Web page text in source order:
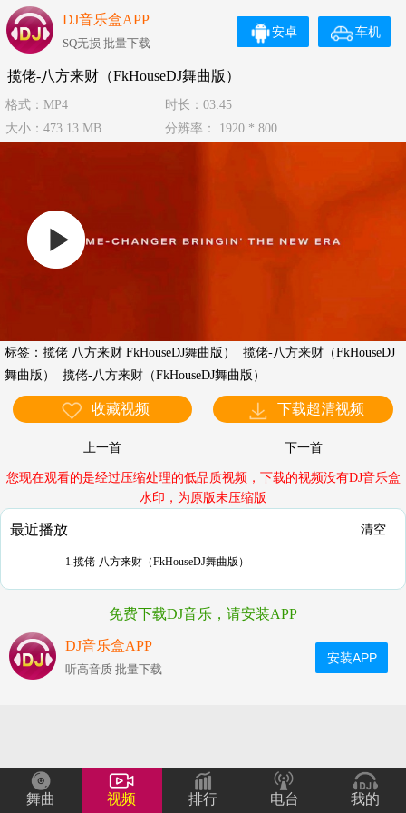
舞曲 视频 排行 电台 我的
DJ音乐盒APP
SQ无损 批量下载
车机
安卓
揽佬-八方来财（FkHouseDJ舞曲版）
格式：MP4
时长：03:45
大小：473.13 MB
分辨率： 1920 * 800
标签： 揽佬 八方来财 FkHouseDJ舞曲版）
揽佬-八方来财（FkHouseDJ
舞曲版）
揽佬-八方来财（FkHouseDJ舞曲版）
收藏视频 下载超清视频
上一首 下一首
您现在观看的是经过压缩处理的低品质视频，下载的视频没有DJ音乐盒
水印，为原版未压缩版
最近播放 清空
1.揽佬-八方来财（FkHouseDJ舞曲版）
免费下载DJ音乐，请安装APP
DJ音乐盒APP
听高音质 批量下载
安装APP